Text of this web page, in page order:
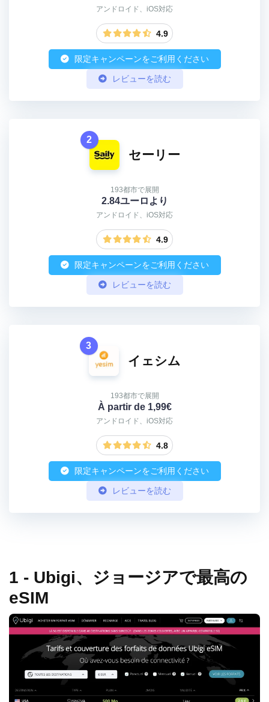
アンドロイド、iOS対応
4.9
限定キャンペーンをご利用ください
レビューを読む
2
セーリー
193都市で展開
2.84ユーロより
アンドロイド、iOS対応
4.9
限定キャンペーンをご利用ください
レビューを読む
3
イェシム
193都市で展開
À partir de 1,99€
アンドロイド、iOS対応
4.8
限定キャンペーンをご利用ください
レビューを読む
1 - Ubigi、ジョージアで最高の
eSIM